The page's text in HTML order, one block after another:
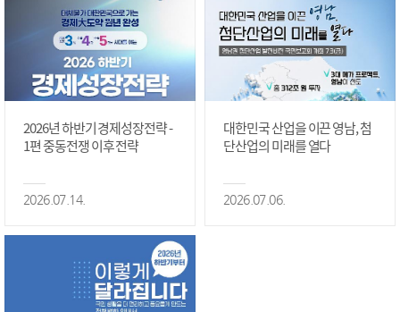
2026년 하반기 경제성장전략 -
1편 중동전쟁 이후 전략
2026.07.14.
대한민국 산업을 이끈 영남, 첨
단산업의 미래를 열다
2026.07.06.